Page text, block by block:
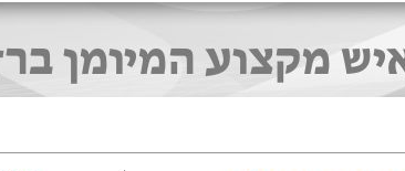
מקצוע המיומן